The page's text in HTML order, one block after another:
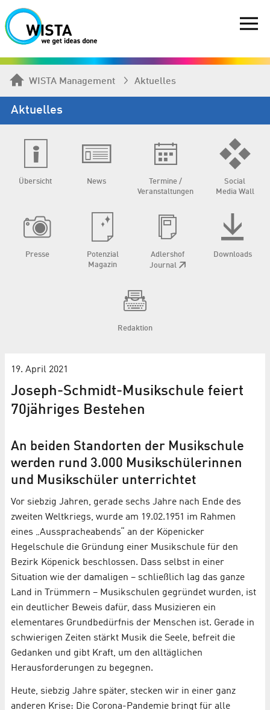
WISTA Management Aktuelles
Aktuelles
Übersicht News
Termine /
Veranstaltungen
Social
Media Wall
Presse
Potenzial
Magazin
Adlershof
Journal
Downloads
Redaktion
19. April 2021
Joseph-Schmidt-Musikschule feiert
70jähriges Bestehen
An beiden Standorten der Musikschule
werden rund 3.000 Musikschülerinnen
und Musikschüler unterrichtet
Vor siebzig Jahren, gerade sechs Jahre nach Ende des
zweiten Weltkriegs, wurde am 19.02.1951 im Rahmen
eines „Ausspracheabends“ an der Köpenicker
Hegelschule die Gründung einer Musikschule für den
Bezirk Köpenick beschlossen. Dass selbst in einer
Situation wie der damaligen – schließlich lag das ganze
Land in Trümmern – Musikschulen gegründet wurden, ist
ein deutlicher Beweis dafür, dass Musizieren ein
elementares Grundbedürfnis der Menschen ist. Gerade in
schwierigen Zeiten stärkt Musik die Seele, befreit die
Gedanken und gibt Kraft, um den alltäglichen
Herausforderungen zu begegnen.
Heute, siebzig Jahre später, stecken wir in einer ganz
anderen Krise: Die Corona-Pandemie bringt für alle